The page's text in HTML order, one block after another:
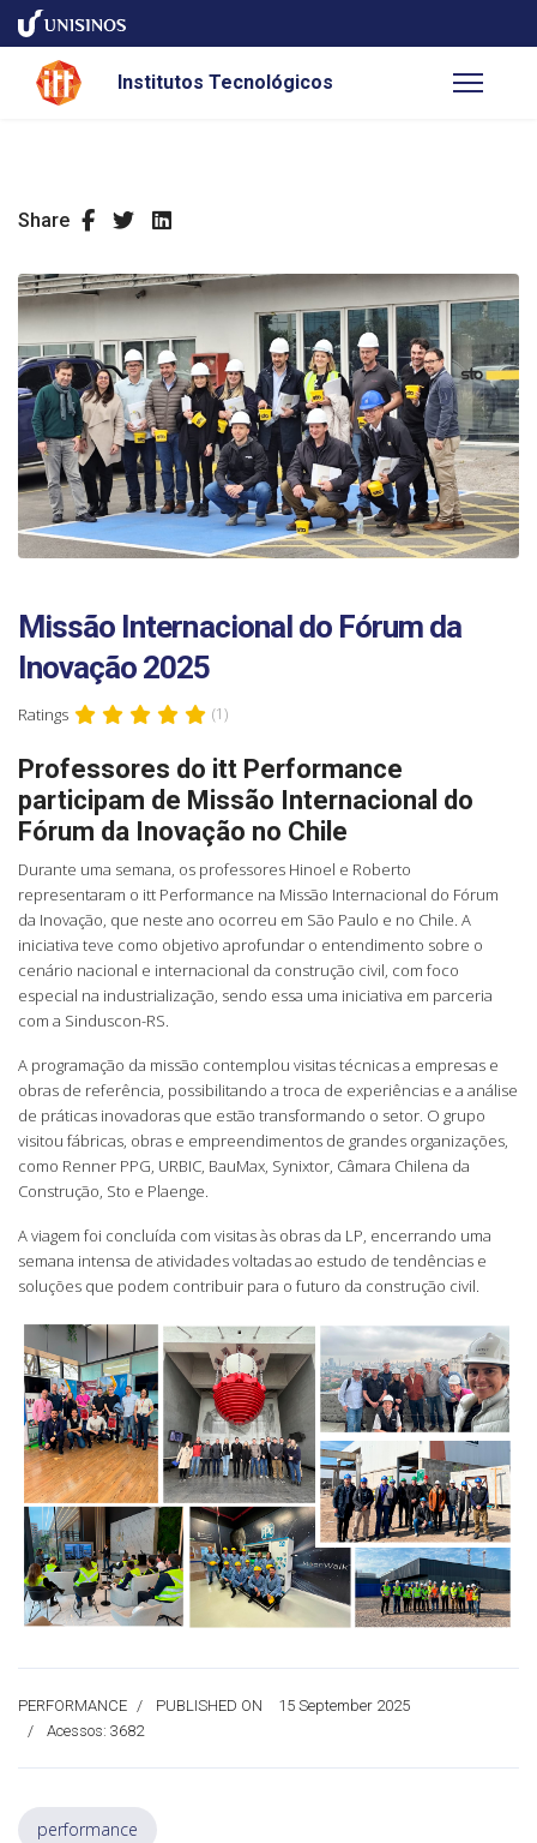
Institutos Tecnológicos
Share
Missão Internacional do Fórum da
Inovação 2025
Ratings (1)
Professores do itt Performance
participam de Missão Internacional do
Fórum da Inovação no Chile
Durante uma semana, os professores Hinoel e Roberto
representaram o itt Performance na Missão Internacional do Fórum
da Inovação, que neste ano ocorreu em São Paulo e no Chile. A
iniciativa teve como objetivo aprofundar o entendimento sobre o
cenário nacional e internacional da construção civil, com foco
especial na industrialização, sendo essa uma iniciativa em parceria
com a Sinduscon-RS.
A programação da missão contemplou visitas técnicas a empresas e
obras de referência, possibilitando a troca de experiências e a análise
de práticas inovadoras que estão transformando o setor. O grupo
visitou fábricas, obras e empreendimentos de grandes organizações,
como Renner PPG, URBIC, BauMax, Synixtor, Câmara Chilena da
Construção, Sto e Plaenge.
A viagem foi concluída com visitas às obras da LP, encerrando uma
semana intensa de atividades voltadas ao estudo de tendências e
soluções que podem contribuir para o futuro da construção civil.
PERFORMANCE PUBLISHED ON
15 September 2025
Acessos: 3682
performance